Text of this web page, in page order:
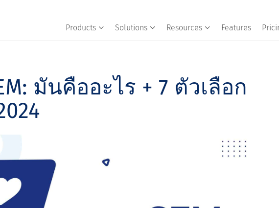
Products Solutions Resources Features
มันคืออะไร + 7 ตัวเลือก